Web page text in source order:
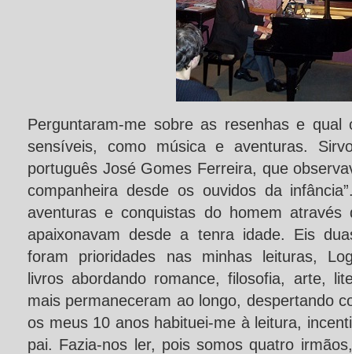
Perguntaram-me sobre as resenhas e qual
sensíveis, como música e aventuras.
português José Gomes Ferreira, que
companheira desde os ouvidos da
aventuras e conquistas do homem
apaixonavam desde a tenra idade. Eis
foram prioridades nas minhas leituras,
livros abordando romance, filosofia, arte,
mais permaneceram ao longo, despertando
os meus 10 anos habituei-me à leitura,
pai. Fazia-nos ler, pois somos quatro